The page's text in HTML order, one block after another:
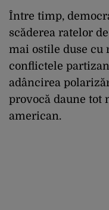
Între timp,
scăderea ratelor
mai ostile duse
conflictele
adâncirea
provocă daune tot
american.